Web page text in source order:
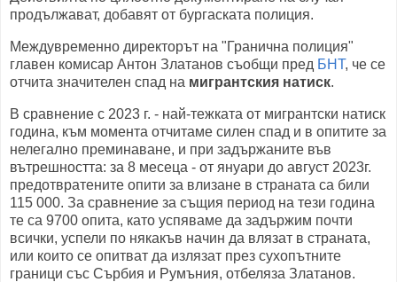
продължават, добавят от бургаската полиция.
Междувременно директорът на "Гранична полиция"
главен комисар Антон Златанов съобщи пред БНТ, че се
отчита значителен спад на мигрантския натиск.
В сравнение с 2023 г. - най-тежката от мигрантски натиск
година, към момента отчитаме силен спад и в опитите за
нелегално преминаване, и при задържаните във
вътрешността: за 8 месеца - от януари до август 2023г.
предотвратените опити за влизане в страната са били
115 000. За сравнение за същия период на тези година
те са 9700 опита, като успяваме да задържим почти
всички, успели по някакъв начин да влязат в страната,
или които се опитват да излязат през сухопътните
граници със Сърбия и Румъния, отбеляза Златанов.